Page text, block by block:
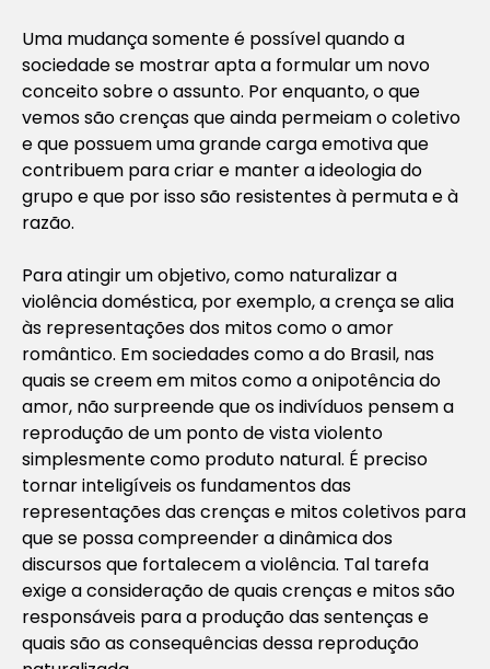
Uma mudança somente é possível quando a
sociedade se mostrar apta a formular um novo
conceito sobre o assunto. Por enquanto, o que
vemos são crenças que ainda permeiam o coletivo
e que possuem uma grande carga emotiva que
contribuem para criar e manter a ideologia do
grupo e que por isso são resistentes à permuta e à
razão.
Para atingir um objetivo, como naturalizar a
violência doméstica, por exemplo, a crença se alia
às representações dos mitos como o amor
romântico. Em sociedades como a do Brasil, nas
quais se creem em mitos como a onipotência do
amor, não surpreende que os indivíduos pensem a
reprodução de um ponto de vista violento
simplesmente como produto natural. É preciso
tornar inteligíveis os fundamentos das
representações das crenças e mitos coletivos para
que se possa compreender a dinâmica dos
discursos que fortalecem a violência. Tal tarefa
exige a consideração de quais crenças e mitos são
responsáveis para a produção das sentenças e
quais são as consequências dessa reprodução